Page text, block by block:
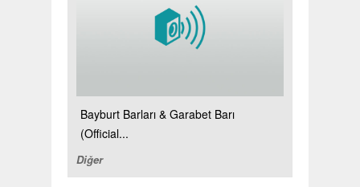
Bayburt Barları & Garabet Barı
(Official...
Diğer